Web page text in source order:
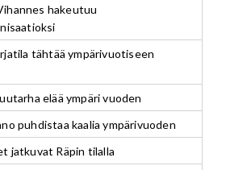
hakeutuu
tähtää ympärivuotiseen
elää ympäri vuoden
puhdistaa kaalia ympärivuoden
jatkuvat Räpin tilalla